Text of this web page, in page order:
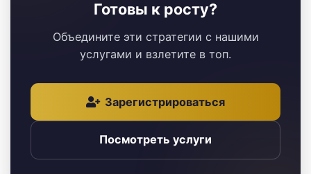
Готовы к росту?
Объедините эти стратегии с нашими
услугами и взлетите в топ.
Зарегистрироваться
Посмотреть услуги